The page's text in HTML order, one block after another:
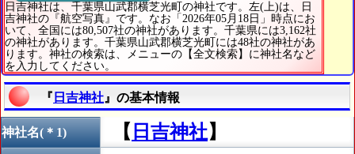
日吉神社は、千葉県山武郡横芝光町の神社です。左(上)は、日
吉神社の『航空写真』です。なお「2026年05月18日」時点にお
いて、全国には80,507社の神社があります。千葉県には3,162社
の神社があります。千葉県山武郡横芝光町には48社の神社があ
ります。神社の検索は、メニューの【全文検索】に神社名など
を入力してください。
『 日吉神社 』の基本情報
神社名(＊1) 【 日吉神社】